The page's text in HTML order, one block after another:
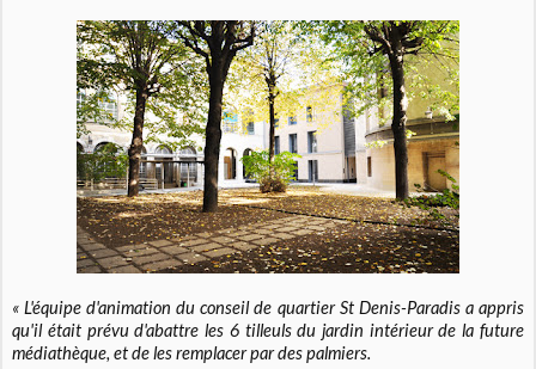
« L'équipe d'animation du conseil de quartier St Denis-Paradis a appris
qu'il était prévu d'abattre les 6 tilleuls du jardin intérieur de la future
médiathèque, et de les remplacer par des palmiers.